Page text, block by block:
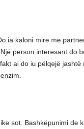
ia kaloni mire me
person interesant do
ai do iu pëlqejë jashtë
sot. Bashkëpunimi de